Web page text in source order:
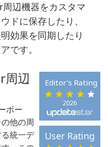
周辺機器をカスタマ
ドに保存したり、
効果を同期したり
です。
2026
Editor's Rating
User Rating
周辺
ボー
他の周
統一デ